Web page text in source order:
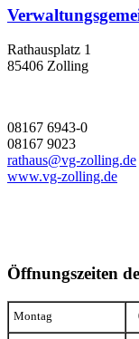
Rathausplatz 1
85406 Zolling
08167 6943-0
08167 9023
rathaus@vg-zolling.de
www.vg-zolling.de
Öffnungszeiten
Montag